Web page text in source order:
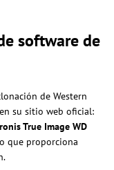
software de
de Western
su sitio web oficial:
True Image WD
que proporciona